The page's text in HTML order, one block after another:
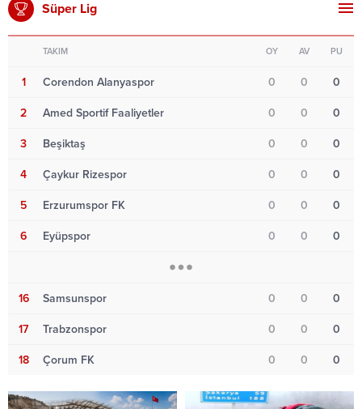
Süper Lig
TAKIM OY AV PU
1 Corendon Alanyaspor 0 0 0
2 Amed Sportif Faaliyetler 0 0 0
3 Beşiktaş 0 0 0
4 Çaykur Rizespor 0 0 0
5 Erzurumspor FK 0 0 0
6 Eyüpspor 0 0 0
16 Samsunspor 0 0 0
17 Trabzonspor 0 0 0
18 Çorum FK 0 0 0